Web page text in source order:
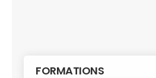
FORMATIONS